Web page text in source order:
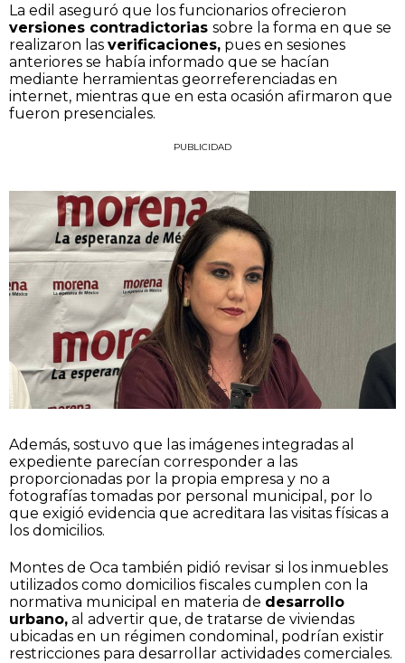
La edil aseguró que los funcionarios ofrecieron
versiones contradictorias sobre la forma en que se
realizaron las verificaciones, pues en sesiones
anteriores se había informado que se hacían
mediante herramientas georreferenciadas en
internet, mientras que en esta ocasión afirmaron que
fueron presenciales.
PUBLICIDAD
Además, sostuvo que las imágenes integradas al
expediente parecían corresponder a las
proporcionadas por la propia empresa y no a
fotografías tomadas por personal municipal, por lo
que exigió evidencia que acreditara las visitas físicas a
los domicilios.
Montes de Oca también pidió revisar si los inmuebles
utilizados como domicilios fiscales cumplen con la
normativa municipal en materia de desarrollo
urbano, al advertir que, de tratarse de viviendas
ubicadas en un régimen condominal, podrían existir
restricciones para desarrollar actividades comerciales.